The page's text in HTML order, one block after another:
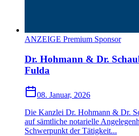
ANZEIGE Premium Sponsor
Dr. Hohmann & Dr.
Fulda
08. Januar, 2026
Die Kanzlei Dr. Hohmann & Dr.
auf sämtliche notarielle
Schwerpunkt der Tätigkeit...